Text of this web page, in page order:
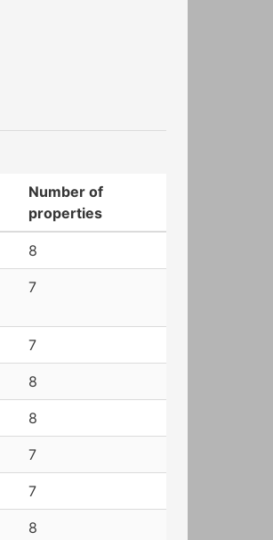
Number of
properties
8
7
7
8
8
7
7
8